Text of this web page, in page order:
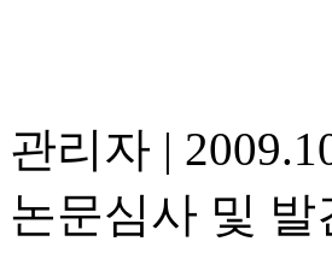
관리자 |
논문심사 및